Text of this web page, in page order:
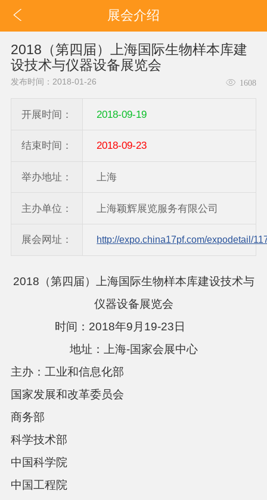
展会介绍
2018（第四届）上海国际生物样本库建
设技术与仪器设备展览会
发布时间：2018-01-26 1608
开展时间： 2018-09-19
结束时间： 2018-09-23
举办地址： 上海
主办单位： 上海颖辉展览服务有限公司
展会网址： http://expo.china17pf.com/expodetail/
2018（第四届）上海国际生物样本库建设技术与
仪器设备展览会
时间： 2018年9月19-23日
地址：上海-国家会展中心
主办：工业和信息化部
国家发展和改革委员会
商务部
科学技术部
中国科学院
中国工程院